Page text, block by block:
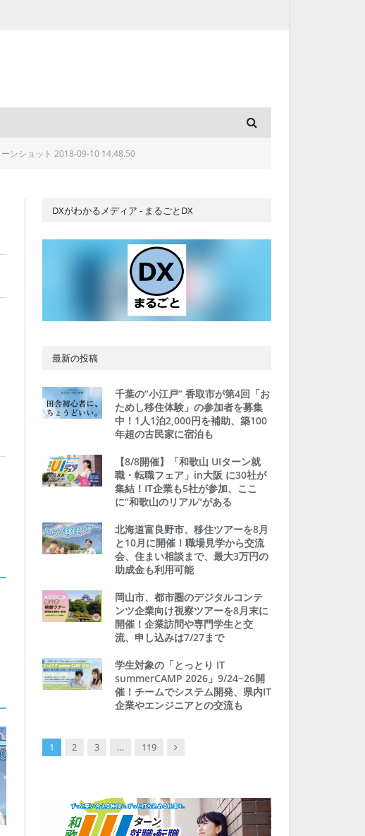
ーンショット 2018-09-10 14.48.50
DXがわかるメディア - まるごとDX
最新の投稿
千葉の“小江戸” 香取市が第4回「お
ためし移住体験」の参加者を募集
中！1人1泊2,000円を補助、築100
年超の古民家に宿泊も
【8/8開催】「和歌山 UIターン就
職・転職フェア」in大阪 に30社が
集結！IT企業も5社が参加、ここ
に“和歌山のリアル”がある
北海道富良野市、移住ツアーを8月
と10月に開催！職場見学から交流
会、住まい相談まで、最大3万円の
助成金も利用可能
岡山市、都市圏のデジタルコンテ
ンツ企業向け視察ツアーを8月末に
開催！企業訪問や専門学生と交
流、申し込みは7/27まで
学生対象の「とっとり IT
summerCAMP 2026」9/24~26開
催！チームでシステム開発、県内IT
企業やエンジニアとの交流も
1 2 3 … 119 Next